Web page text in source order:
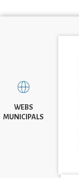
WEBS
MUNICIPALS